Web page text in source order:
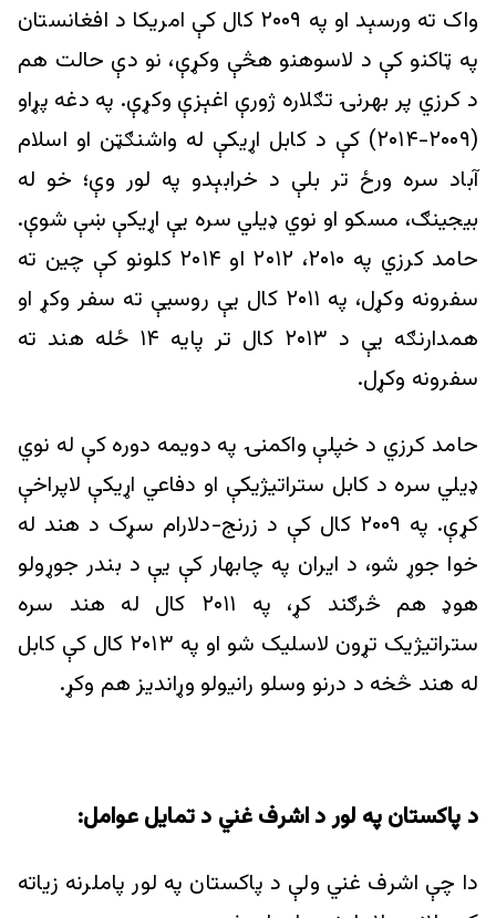
واک ته ورسېد او په ۲۰۰۹ کال کې امریکا د افغانستان
په ټاکنو کې د لاسوهنو هڅې وکړې، نو دې حالت هم
د کرزي پر بهرنۍ تګلاره ژورې اغېزې وکړې. په دغه پړاو
(۲۰۰۹-۲۰۱۴) کې د کابل اړیکې له واشنګټن او اسلام
آباد سره ورځ تر بلې د خرابېدو په لور وې؛ خو له
بیجینګ، مسکو او نوي ډيلي سره يې اړيکې ښې شوې.
حامد کرزي په ۲۰۱۰، ۲۰۱۲ او ۲۰۱۴ کلونو کې چین ته
سفرونه وکړل، په ۲۰۱۱ کال یې روسیې ته سفر وکړ او
همدارنګه یې د ۲۰۱۳ کال تر پایه ۱۴ ځله هند ته
سفرونه وکړل.
حامد کرزي د خپلې واکمنۍ په دویمه دوره کې له نوي
ډيلي سره د کابل ستراتيژيکې او دفاعي اړیکې لاپراخې
کړې. په ۲۰۰۹ کال کې د زرنج-دلارام سړک د هند له
خوا جوړ شو، د ايران په چابهار کې يې د بندر جوړولو
هوډ هم څرګند کړ، په ۲۰۱۱ کال له هند سره
ستراتيژيک تړون لاسلیک شو او په ۲۰۱۳ کال کې کابل
له هند څخه د درنو وسلو رانیولو وړاندیز هم وکړ.
د پاکستان په لور د اشرف غني د تمايل عوامل:
دا چې اشرف غني ولې د پاکستان په لور پاملرنه زیاته